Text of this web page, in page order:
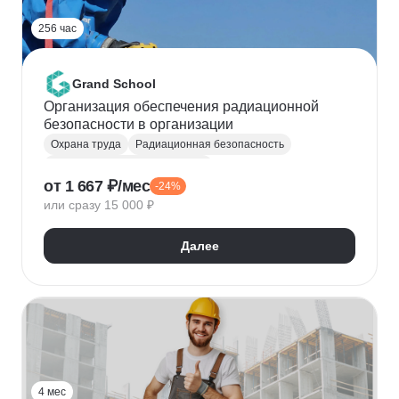
256 час
Grand School
Организация обеспечения радиационной
безопасности в организации
Охрана труда
Радиационная безопасность
от 1 667 ₽/мес -24%
или сразу 15 000 ₽
Далее
4 мес